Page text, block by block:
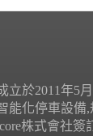
立於2011年5
能化停車設備
株式會社簽